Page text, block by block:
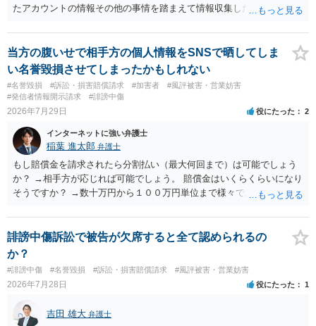
たアカウントの情報その他の事情を踏まえて情報収集した結果、この
貴殿が投稿した事実を認めてしまったことで「答え合わせ」になって
しまったのではないでしょうか。 相手方の動きについても、相手方次
第ですので何とも言えません。公開の場で回答するには情報が乏し
く、ここで詳細を明らかにすることは事案の特定に繋がってしまうの
で、弁護士へ直接相談した方がよいです。
当方の腹いせで相手方の個人情報をSNSで晒してしま
い名誉毀損させてしまったかもしれない
#名誉毀損 #訴訟・損害賠償請求 #加害者
#風評被害・営業妨害
#発信者情報開示請求
#誹謗中傷
2026年7月29日 役にたった 2
インターネットに強い弁護士
稲葉 進太郎 弁護士
もし賠償金を請求されたら分割払い（最大何回まで）は可能でしょう
か？ →相手方が応じれば可能でしょう。 賠償金はいくらくらいになり
そうですか？ →数十万円から１００万円単位まで様々であり、不明で
渉が行われ、双方合意に至れば支払が開始され、決裂して相手方が訴
訟提起を選択すれば訴訟の中で解決がなされる流れが通常です。
誹謗中傷訴訟で被告が欠席すると全て認められるの
か？
#誹謗中傷 #名誉毀損 #訴訟・損害賠償請求 #風評被害・営業妨害
2026年7月28日 役にたった 1
吉田 雄大 弁護士